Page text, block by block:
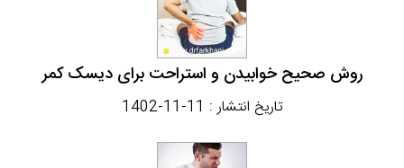
روش صحیح خوابیدن و استراحت برای دیسک کمر
تاریخ انتشار : 1402-11-11